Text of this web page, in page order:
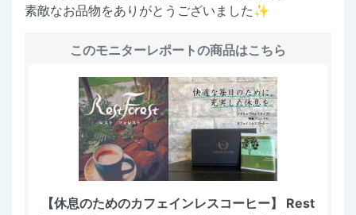
素敵なお品物をありがとうございました✨
このモニターレポートの商品はこちら
【休息のためのカフェインレスコーヒー】 Rest